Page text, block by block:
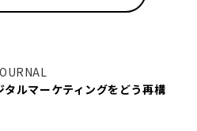
ルマーケティングをどう再構